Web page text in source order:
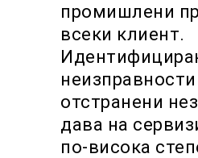
промишлени
всеки клиент.
отстранени
дава на
по-висока